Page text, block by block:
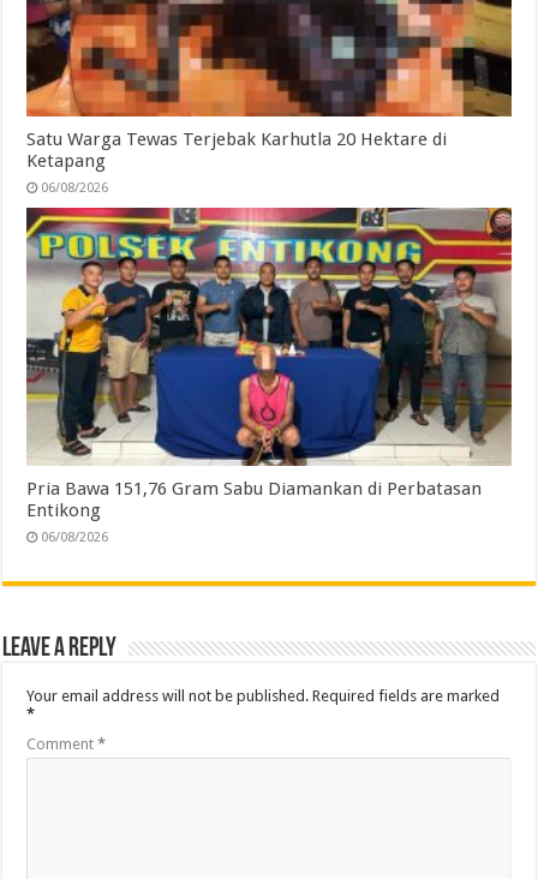
Satu Warga Tewas Terjebak Karhutla 20 Hektare di
Ketapang
06/08/2026
Pria Bawa 151,76 Gram Sabu Diamankan di Perbatasan
Entikong
06/08/2026
Leave a Reply
Your email address will not be published. Required fields are marked
*
Comment*